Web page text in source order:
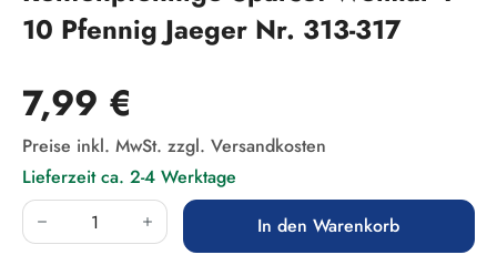
10 Pfennig Jaeger Nr. 313-317
Regulärer Preis:
7,99 €
Preise inkl. MwSt. zzgl. Versandkosten
Lieferzeit ca. 2-4 Werktage
Produkt Anzahl: Gib den gewünschten Wert
In den Warenkorb